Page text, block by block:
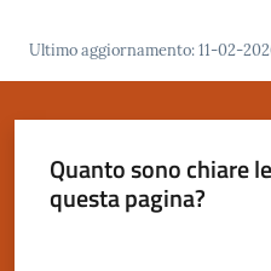
Dozza
Servizi
Ultimo aggiornamento:11-02-
Quanto sono chiare
questa pagina?